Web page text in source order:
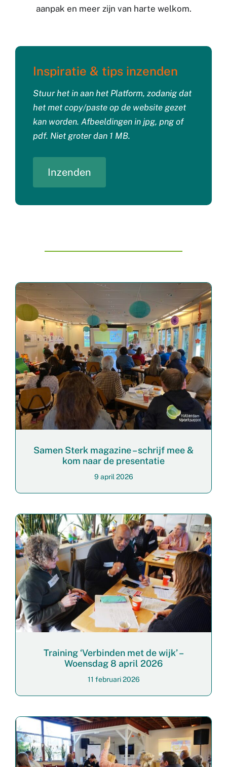
aanpak en meer zijn van harte welkom.
Inspiratie & tips inzenden
Stuur het in aan het Platform, zodanig dat
het met copy/paste op de website gezet
kan worden. Afbeeldingen in jpg, png of
pdf. Niet groter dan 1 MB.
Inzenden
Samen Sterk magazine – schrijf mee &
kom naar de presentatie
9 april 2026
Training ‘Verbinden met de wijk’ –
Woensdag 8 april 2026
11 februari 2026